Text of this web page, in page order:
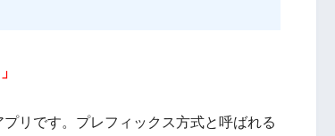
リです。プレフィックス方式と呼ばれる